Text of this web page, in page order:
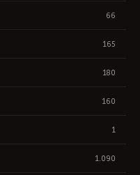
66
165
180
160
1
1.090